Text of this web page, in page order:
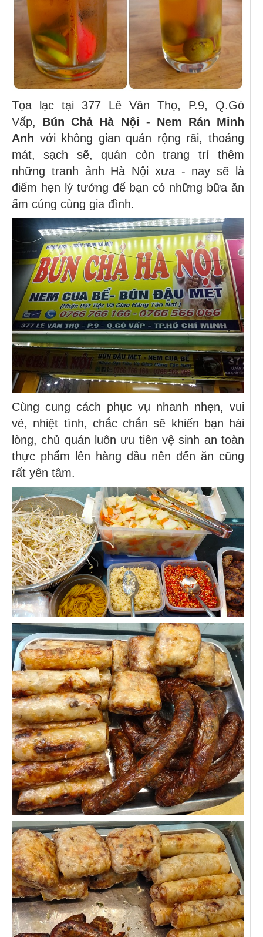
Tọa lạc tại 377 Lê Văn Thọ, P.9, Q.Gò
Vấp, Bún Chả Hà Nội - Nem Rán Minh
Anh với không gian quán rộng rãi, thoáng
mát, sạch sẽ, quán còn trang trí thêm
những tranh ảnh Hà Nội xưa - nay sẽ là
điểm hẹn lý tưởng để bạn có những bữa ăn
ấm cúng cùng gia đình.
Cùng cung cách phục vụ nhanh nhẹn, vui
vẻ, nhiệt tình, chắc chắn sẽ khiến bạn hài
lòng, chủ quán luôn ưu tiên vệ sinh an toàn
thực phẩm lên hàng đầu nên đến ăn cũng
rất yên tâm.